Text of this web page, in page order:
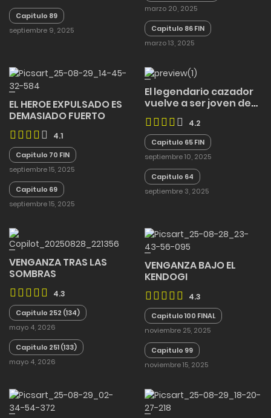
Capitulo 89
septiembre 9, 2025
marzo 20, 2025
Capitulo 86 FIN
marzo 13, 2025
EL HEROE EXPULSADO ES
DEMASIADO FUERTO
4.1
Capitulo 70 FIN
septiembre 15, 2025
Capitulo 69
septiembre 15, 2025
El legendario cazador
vuelve a ser joven de
nuevo
4.2
Capitulo 65 FIN
septiembre 10, 2025
Capitulo 64
septiembre 3, 2025
VENGANZA TRAS LAS
SOMBRAS
4.3
Capitulo 252 (134)
mayo 4, 2026
Capitulo 251 (133)
mayo 4, 2026
VENGANZA BAJO EL
KENDOGI
4.3
Capitulo 100 FINAL
noviembre 25, 2025
Capitulo 99
noviembre 15, 2025